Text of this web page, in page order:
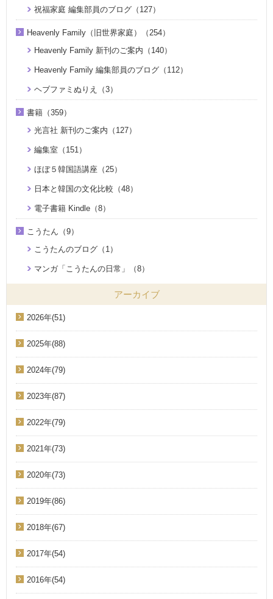
祝福家庭 編集部員のブログ（127）
Heavenly Family（旧世界家庭）（254）
Heavenly Family 新刊のご案内（140）
Heavenly Family 編集部員のブログ（112）
ヘブファミぬりえ（3）
書籍（359）
光言社 新刊のご案内（127）
編集室（151）
ほぼ５韓国語講座（25）
日本と韓国の文化比較（48）
電子書籍 Kindle（8）
こうたん（9）
こうたんのブログ（1）
マンガ「こうたんの日常」（8）
アーカイブ
2026年(51)
2025年(88)
2024年(79)
2023年(87)
2022年(79)
2021年(73)
2020年(73)
2019年(86)
2018年(67)
2017年(54)
2016年(54)